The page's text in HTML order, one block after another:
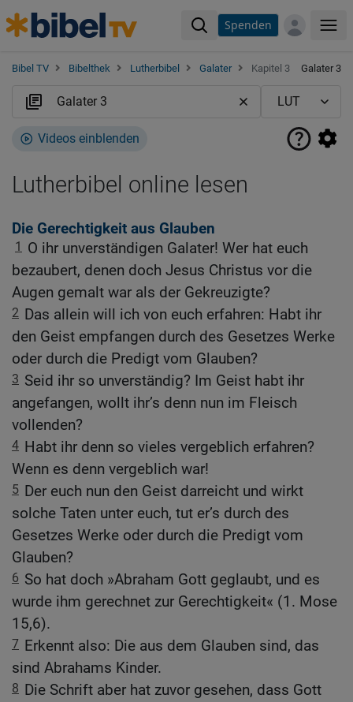
Spenden
Bibel TV Bibelthek Lutherbibel Galater Kapitel 3 Galater 3
Videos einblenden
Lutherbibel online lesen
Die Gerechtigkeit aus Glauben
1
O ihr unverständigen Galater! Wer hat euch
bezaubert, denen doch Jesus Christus vor die
Augen gemalt war als der Gekreuzigte?
2 Das allein will ich von euch erfahren: Habt ihr
den Geist empfangen durch des Gesetzes Werke
oder durch die Predigt vom Glauben?
3 Seid ihr so unverständig? Im Geist habt ihr
angefangen, wollt ihr’s denn nun im Fleisch
vollenden?
4 Habt ihr denn so vieles vergeblich erfahren?
Wenn es denn vergeblich war!
5 Der euch nun den Geist darreicht und wirkt
solche Taten unter euch, tut er’s durch des
Gesetzes Werke oder durch die Predigt vom
Glauben?
6 So hat doch »Abraham Gott geglaubt, und es
wurde ihm gerechnet zur Gerechtigkeit« (1. Mose
15,6).
7 Erkennt also: Die aus dem Glauben sind, das
sind Abrahams Kinder.
8 Die Schrift aber hat zuvor gesehen, dass Gott